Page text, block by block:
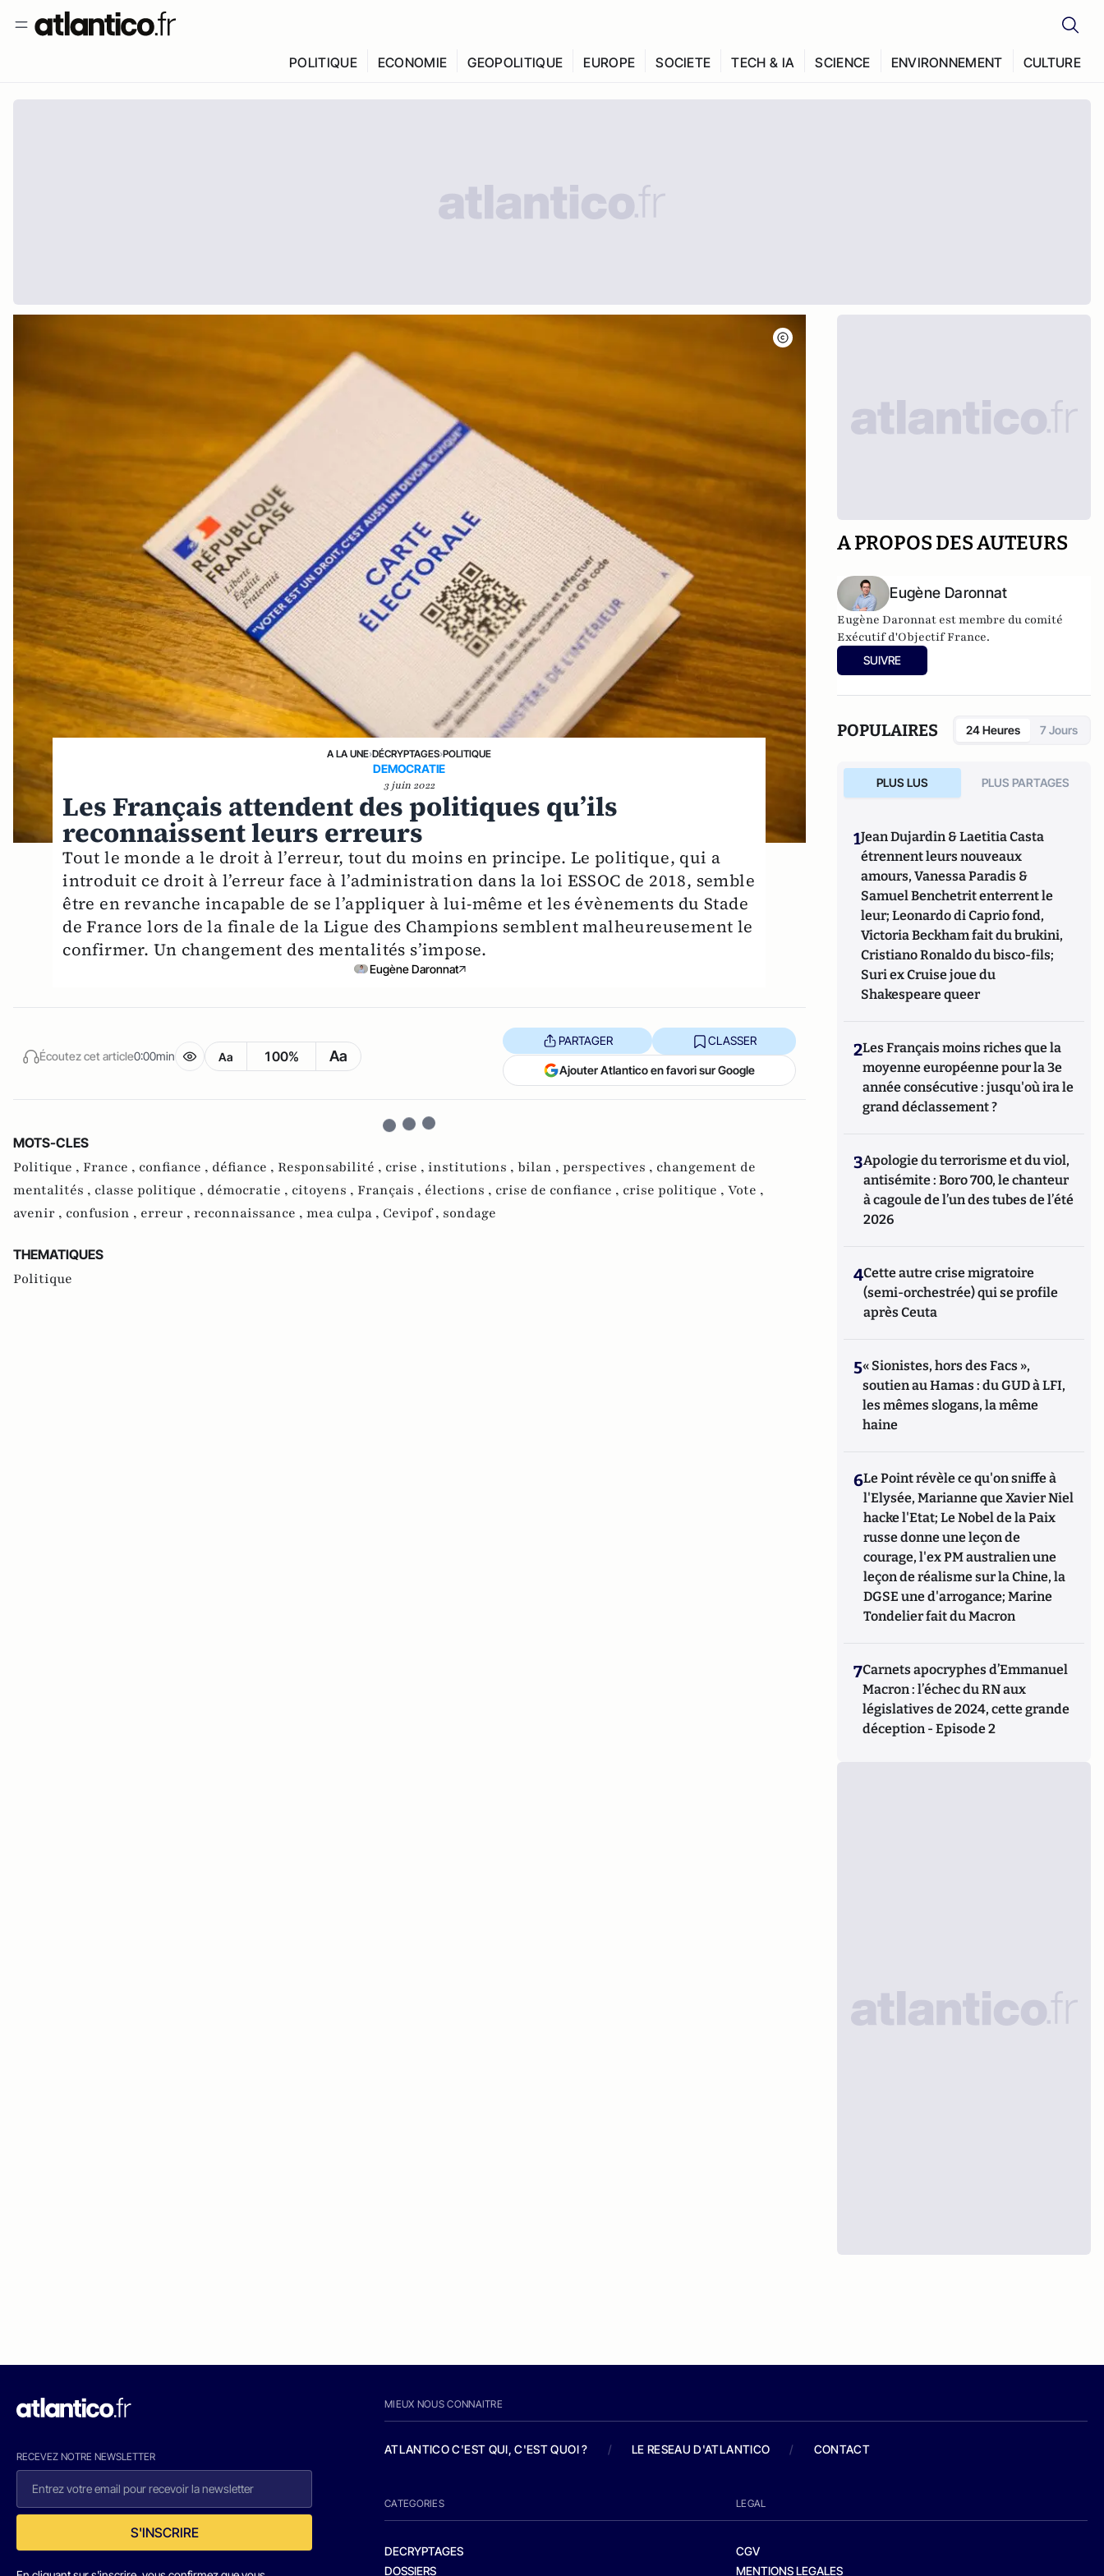
POLITIQUE ECONOMIE GEOPOLITIQUE EUROPE SOCIETE TECH & IA SCIENCE ENVIRONNEMENT CULTURE
A LA UNE›DÉCRYPTAGES›POLITIQUE
DEMOCRATIE
3 juin 2022
Les Français attendent des politiques qu’ils
reconnaissent leurs erreurs
Tout le monde a le droit à l’erreur, tout du moins en principe. Le politique, qui a
introduit ce droit à l’erreur face à l’administration dans la loi ESSOC de 2018, semble
être en revanche incapable de se l’appliquer à lui-même et les évènements du Stade
de France lors de la finale de la Ligue des Champions semblent malheureusement le
confirmer. Un changement des mentalités s’impose.
Eugène Daronnat
Écoutez cet article0:00min Aa 100% Aa
PARTAGER CLASSER
Ajouter Atlantico en favori sur Google
MOTS-CLES
Politique , France , confiance , défiance , Responsabilité , crise , institutions , bilan , perspectives , changement de
mentalités , classe politique , démocratie , citoyens , Français , élections , crise de confiance , crise politique , Vote ,
avenir , confusion , erreur , reconnaissance , mea culpa , Cevipof , sondage
THEMATIQUES
Politique
A PROPOS DES AUTEURS
Eugène Daronnat
Eugène Daronnat est membre du comité
Exécutif d'Objectif France.
SUIVRE
POPULAIRES 24 Heures 7 Jours
PLUS LUS PLUS PARTAGES
1Jean Dujardin & Laetitia Casta
étrennent leurs nouveaux
amours, Vanessa Paradis &
Samuel Benchetrit enterrent le
leur; Leonardo di Caprio fond,
Victoria Beckham fait du brukini,
Cristiano Ronaldo du bisco-fils;
Suri ex Cruise joue du
Shakespeare queer
2Les Français moins riches que la
moyenne européenne pour la 3e
année consécutive : jusqu'où ira le
grand déclassement ?
3Apologie du terrorisme et du viol,
antisémite : Boro 700, le chanteur
à cagoule de l’un des tubes de l’été
2026
4Cette autre crise migratoire
(semi-orchestrée) qui se profile
après Ceuta
5« Sionistes, hors des Facs »,
soutien au Hamas : du GUD à LFI,
les mêmes slogans, la même
haine
6Le Point révèle ce qu'on sniffe à
l'Elysée, Marianne que Xavier Niel
hacke l'Etat; Le Nobel de la Paix
russe donne une leçon de
courage, l'ex PM australien une
leçon de réalisme sur la Chine, la
DGSE une d'arrogance; Marine
Tondelier fait du Macron
7Carnets apocryphes d’Emmanuel
Macron : l’échec du RN aux
législatives de 2024, cette grande
déception - Episode 2
RECEVEZ NOTRE NEWSLETTER
S'INSCRIRE
MIEUX NOUS CONNAITRE
ATLANTICO C'EST QUI, C'EST QUOI ? / LE RESEAU D'ATLANTICO / CONTACT
CATEGORIES
DECRYPTAGES
DOSSIERS
LEGAL
CGV
MENTIONS LEGALES